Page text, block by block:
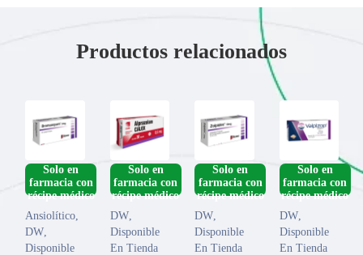
Productos relacionados
­Solo en
farmacia con
récipe médico­
Ansiolítico
DW
Disponible
­Solo en
farmacia con
récipe médico­
DW,
Disponible
En Tienda
­Solo en
farmacia con
récipe médico­
DW
Disponible
En Tienda
­Solo en
farmacia con
récipe médico­
DW,
Disponible
En Tienda